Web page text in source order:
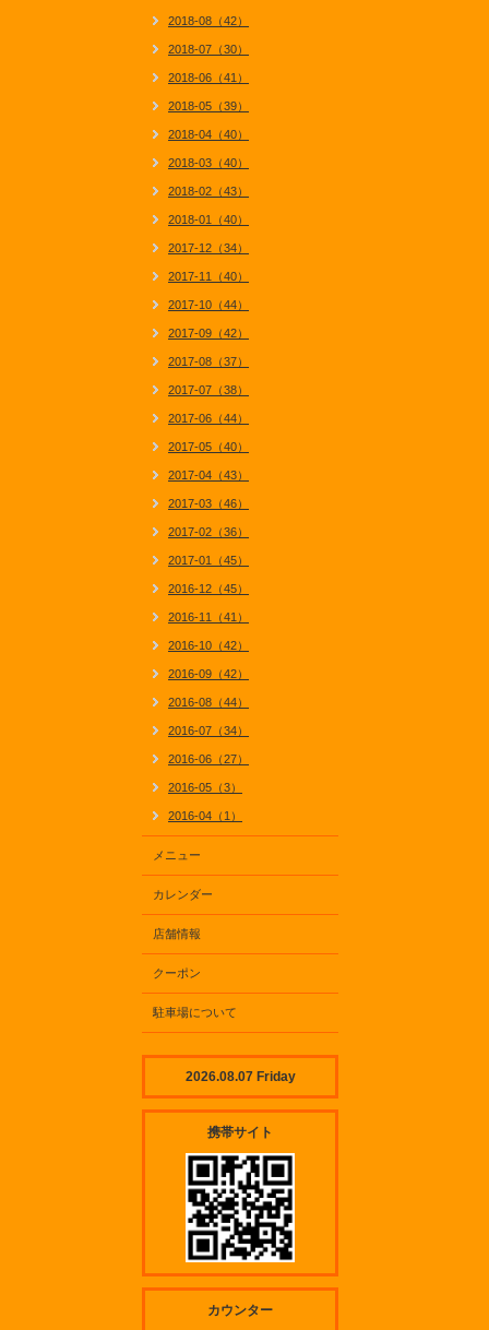
2018-08（42）
2018-07（30）
2018-06（41）
2018-05（39）
2018-04（40）
2018-03（40）
2018-02（43）
2018-01（40）
2017-12（34）
2017-11（40）
2017-10（44）
2017-09（42）
2017-08（37）
2017-07（38）
2017-06（44）
2017-05（40）
2017-04（43）
2017-03（46）
2017-02（36）
2017-01（45）
2016-12（45）
2016-11（41）
2016-10（42）
2016-09（42）
2016-08（44）
2016-07（34）
2016-06（27）
2016-05（3）
2016-04（1）
メニュー
カレンダー
店舗情報
クーポン
駐車場について
2026.08.07 Friday
携帯サイト
カウンター